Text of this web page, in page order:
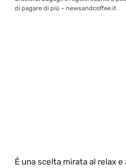
di pagare di più – newsandcoffee.it
É una scelta mirata al relax